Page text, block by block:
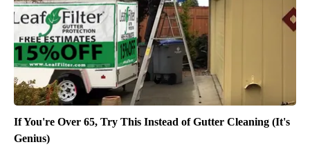
If You're Over 65, Try This Instead of Gutter Cleaning (It's
Genius)